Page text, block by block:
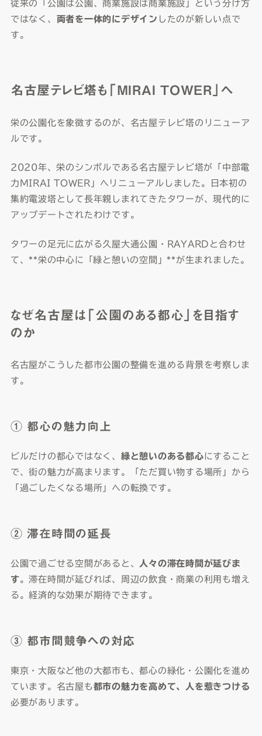
従来の「公園は公園、商業施設は商業施設」という分け方
ではなく、 両者を一体的にデザイン したのが新しい点で
す。
名古屋テレビ塔も「MIRAI TOWER」へ
栄の公園化を象徴するのが、名古屋テレビ塔のリニューア
ルです。
2020年、栄のシンボルである名古屋テレビ塔が「中部電
力MIRAI TOWER」へリニューアルしました。日本初の
集約電波塔として長年親しまれてきたタワーが、現代的に
アップデートされたわけです。
タワーの足元に広がる久屋大通公園・RAYARDと合わせ
て、**栄の中心に「緑と憩いの空間」**が生まれました。
なぜ名古屋は「公園のある都心」を目指す
のか
名古屋がこうした都市公園の整備を進める背景を考察しま
す。
① 都心の魅力向上
ビルだけの都心ではなく、 緑と憩いのある都心にすること
で、街の魅力が高まります。「ただ買い物する場所」から
「過ごしたくなる場所」への転換です。
② 滞在時間の延長
公園で過ごせる空間があると、 人々の滞在時間が延びま
す 。滞在時間が延びれば、周辺の飲食・商業の利用も増え
る。経済的な効果が期待できます。
③ 都市間競争への対応
東京・大阪など他の大都市も、都心の緑化・公園化を進め
ています。名古屋も 都市の魅力を高めて、人を惹きつける
必要があります。